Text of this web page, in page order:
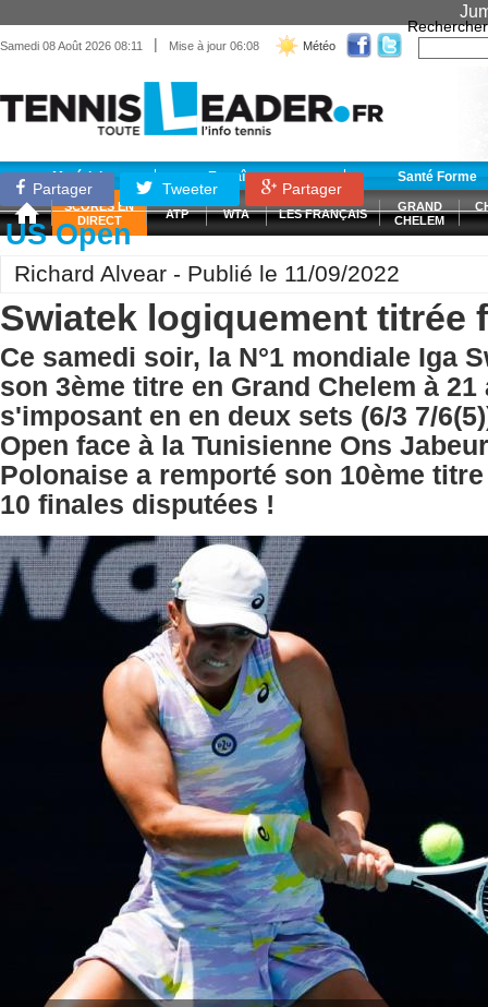
Samedi 08 Août 2026 08:11 | Mise à jour 06:08 Météo
Rechercher
Matériel Entraînement Santé Forme
SCORES EN
DIRECT
ATP WTA LES FRANÇAIS
GRAND
CHELEM
Partager Tweeter Partager
US Open
Richard Alvear - Publié le 11/09/2022
Swiatek logiquement titrée
Ce samedi soir, la N°1 mondiale Iga
son 3ème titre en Grand Chelem à 21
s'imposant en en deux sets (6/3 7/
Open face à la Tunisienne Ons
Polonaise a remporté son 10ème
10 finales disputées !